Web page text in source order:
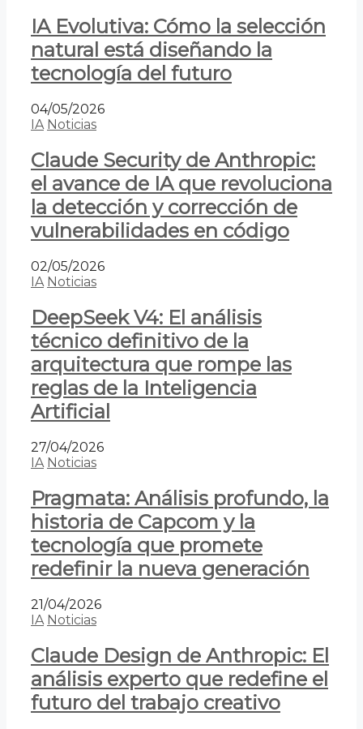
IA Evolutiva: Cómo la selección
natural está diseñando la
tecnología del futuro
04/05/2026
IA Noticias
Claude Security de Anthropic:
el avance de IA que revoluciona
la detección y corrección de
vulnerabilidades en código
02/05/2026
IA Noticias
DeepSeek V4: El análisis
técnico definitivo de la
arquitectura que rompe las
reglas de la Inteligencia
Artificial
27/04/2026
IA Noticias
Pragmata: Análisis profundo, la
historia de Capcom y la
tecnología que promete
redefinir la nueva generación
21/04/2026
IA Noticias
Claude Design de Anthropic: El
análisis experto que redefine el
futuro del trabajo creativo